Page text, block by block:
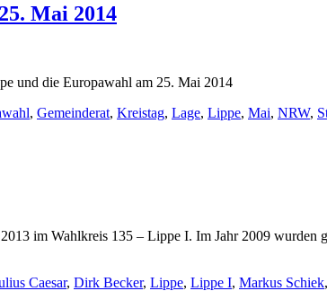
Mai 2014
und die Europawahl am 25. Mai 2014
, Gemeinderat, Kreistag, Lage, Lippe, Mai, NRW,
im Wahlkreis 135 – Lippe I. Im Jahr 2009
Caesar, Dirk Becker, Lippe, Lippe I, Markus Schiek,